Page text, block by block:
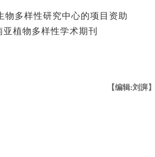
多样性研究中心的项目资助
植物多样性学术期刊
【编辑:刘湃】